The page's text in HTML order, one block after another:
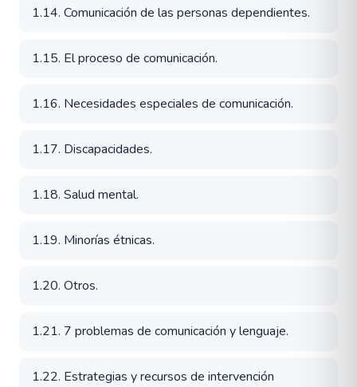
1.14. Comunicación de las personas dependientes.
1.15. El proceso de comunicación.
1.16. Necesidades especiales de comunicación.
1.17. Discapacidades.
1.18. Salud mental.
1.19. Minorías étnicas.
1.20. Otros.
1.21. 7 problemas de comunicación y lenguaje.
1.22. Estrategias y recursos de intervención